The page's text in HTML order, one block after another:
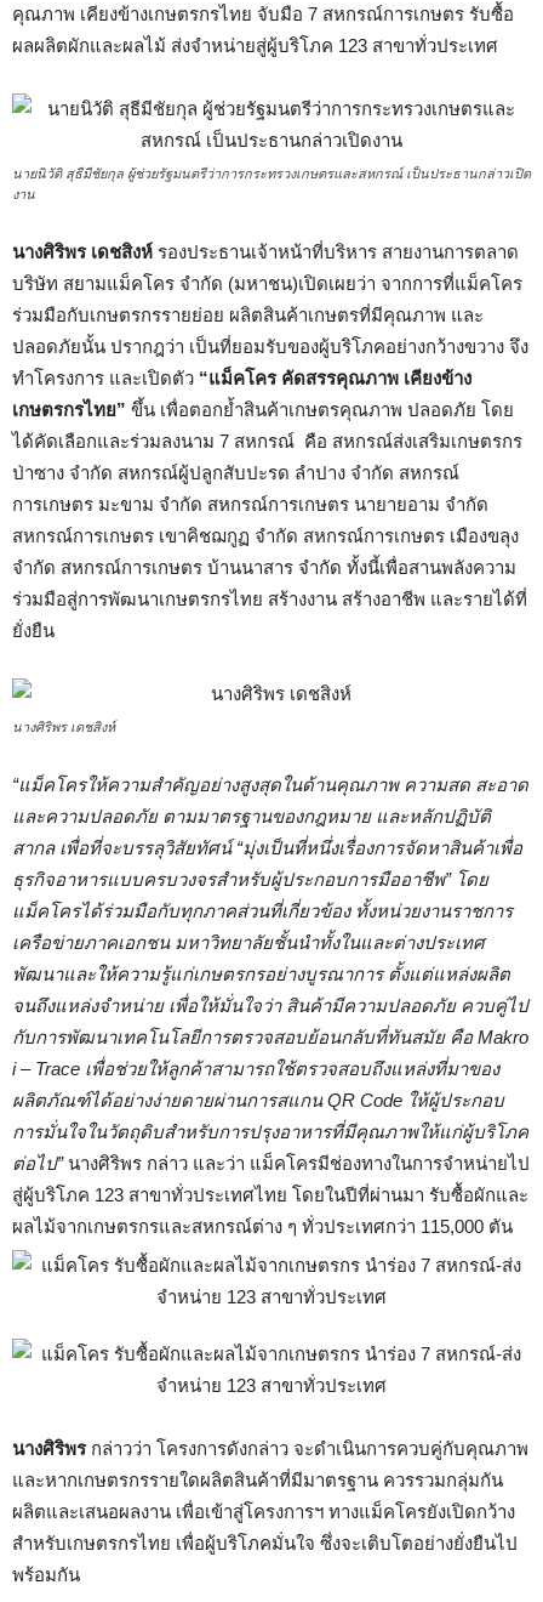
คุณภาพ เคียงข้างเกษตรกรไทย จับมือ 7 สหกรณ์การเกษตร รับซื้อ
ผลผลิตผักและผลไม้ ส่งจำหน่ายสู่ผู้บริโภค 123 สาขาทั่วประเทศ
นายนิวัติ สุธีมีชัยกุล ผู้ช่วยรัฐมนตรีว่าการกระทรวงเกษตรและสหกรณ์ เป็นประธานกล่าวเปิด
งาน
นางศิริพร เดชสิงห์ รองประธานเจ้าหน้าที่บริหาร สายงานการตลาด
บริษัท สยามแม็คโคร จำกัด (มหาชน)เปิดเผยว่า จากการที่แม็คโคร
ร่วมมือกับเกษตรกรรายย่อย ผลิตสินค้าเกษตรที่มีคุณภาพ และ
ปลอดภัยนั้น ปรากฎว่า เป็นที่ยอมรับของผู้บริโภคอย่างกว้างขวาง จึง
ทำโครงการ และเปิดตัว “แม็คโคร คัดสรรคุณภาพ เคียงข้าง
เกษตรกรไทย” ขึ้น เพื่อตอกย้ำสินค้าเกษตรคุณภาพ ปลอดภัย โดย
ได้คัดเลือกและร่วมลงนาม 7 สหกรณ์ คือ สหกรณ์ส่งเสริมเกษตรกร
ป่าซาง จำกัด สหกรณ์ผู้ปลูกสับปะรด ลำปาง จำกัด สหกรณ์
การเกษตร มะขาม จำกัด สหกรณ์การเกษตร นายายอาม จำกัด
สหกรณ์การเกษตร เขาคิชฌกูฏ จำกัด สหกรณ์การเกษตร เมืองขลุง
จำกัด สหกรณ์การเกษตร บ้านนาสาร จำกัด ทั้งนี้เพื่อสานพลังความ
ร่วมมือสู่การพัฒนาเกษตรกรไทย สร้างงาน สร้างอาชีพ และรายได้ที่
ยั่งยืน
นางศิริพร เดชสิงห์
“แม็คโครให้ความสำคัญอย่างสูงสุดในด้านคุณภาพ ความสด สะอาด
และความปลอดภัย ตามมาตรฐานของกฎหมาย และหลักปฏิบัติ
สากล เพื่อที่จะบรรลุวิสัยทัศน์ “มุ่งเป็นที่หนึ่งเรื่องการจัดหาสินค้าเพื่อ
ธุรกิจอาหารแบบครบวงจรสำหรับผู้ประกอบการมืออาชีพ” โดย
แม็คโครได้ร่วมมือกับทุกภาคส่วนที่เกี่ยวข้อง ทั้งหน่วยงานราชการ
เครือข่ายภาคเอกชน มหาวิทยาลัยชั้นนำทั้งในและต่างประเทศ
พัฒนาและให้ความรู้แก่เกษตรกรอย่างบูรณาการ ตั้งแต่แหล่งผลิต
จนถึงแหล่งจำหน่าย เพื่อให้มั่นใจว่า สินค้ามีความปลอดภัย ควบคู่ไป
กับการพัฒนาเทคโนโลยีการตรวจสอบย้อนกลับที่ทันสมัย คือMakro
i – Trace เพื่อช่วยให้ลูกค้าสามารถใช้ตรวจสอบถึงแหล่งที่มาของ
ผลิตภัณฑ์ได้อย่างง่ายดายผ่านการสแกนQR Code ให้ผู้ประกอบ
การมั่นใจในวัตถุดิบสำหรับการปรุงอาหารที่มีคุณภาพให้แก่ผู้บริโภค
ต่อไป”นางศิริพร กล่าว และว่า แม็คโครมีช่องทางในการจำหน่ายไป
สู่ผู้บริโภค 123 สาขาทั่วประเทศไทย โดยในปีที่ผ่านมา รับซื้อผักและ
ผลไม้จากเกษตรกรและสหกรณ์ต่าง ๆ ทั่วประเทศกว่า 115,000 ตัน
นางศิริพรกล่าวว่า โครงการดังกล่าว จะดำเนินการควบคู่กับคุณภาพ
และหากเกษตรกรรายใดผลิตสินค้าที่มีมาตรฐาน ควรรวมกลุ่มกัน
ผลิตและเสนอผลงาน เพื่อเข้าสู่โครงการฯ ทางแม็คโครยังเปิดกว้าง
สำหรับเกษตรกรไทย เพื่อผู้บริโภคมั่นใจ ซึ่งจะเติบโตอย่างยั่งยืนไป
พร้อมกัน